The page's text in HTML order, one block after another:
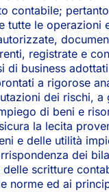
contabile;
tutte le operazioni
registrate e
di business
a rigorose
dei rischi, a
di beni e
la lecita
e delle utilità
dei
delle scritture
norme ed ai